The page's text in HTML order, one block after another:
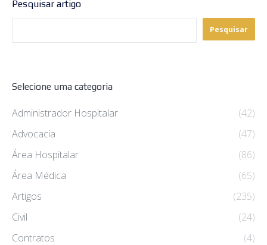
Pesquisar artigo
Pesquisar
Selecione uma categoria
Administrador Hospitalar
(42)
Advocacia
(47)
Área Hospitalar
(86)
Área Médica
(65)
Artigos
(235)
Civil
(24)
Contratos
(4)